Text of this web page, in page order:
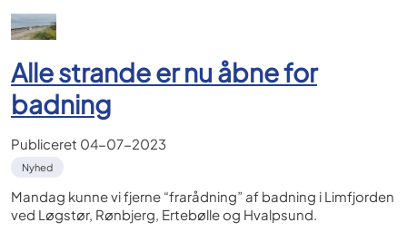
Alle strande er nu åbne for
badning
Publiceret 04-07-2023
Nyhed
Mandag kunne vi fjerne “frarådning” af badning i Limfjorden
ved Løgstør, Rønbjerg, Ertebølle og Hvalpsund.